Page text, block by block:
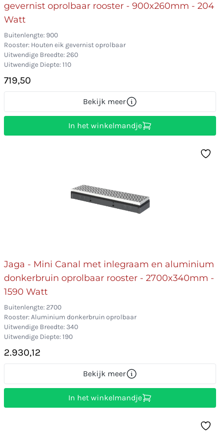
gevernist oprolbaar rooster - 900x260mm - 204
Watt
Buitenlengte: 900
Rooster: Houten eik gevernist oprolbaar
Uitwendige Breedte: 260
Uitwendige Diepte: 110
719,50
Bekijk meer
In het winkelmandje
Jaga - Mini Canal met inlegraam en aluminium
donkerbruin oprolbaar rooster - 2700x340mm -
1590 Watt
Buitenlengte: 2700
Rooster: Aluminium donkerbruin oprolbaar
Uitwendige Breedte: 340
Uitwendige Diepte: 190
2.930,12
Bekijk meer
In het winkelmandje